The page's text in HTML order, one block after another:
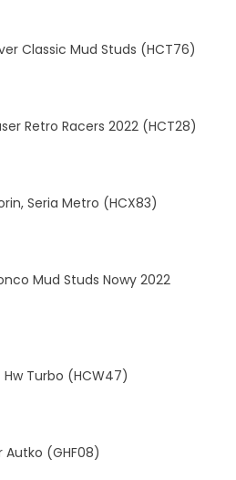
Classic Mud Studs (HCT76)
Retro Racers 2022 (HCT28)
Seria Metro (HCX83)
Mud Studs Nowy 2022
Hw Turbo (HCW47)
(GHF08)